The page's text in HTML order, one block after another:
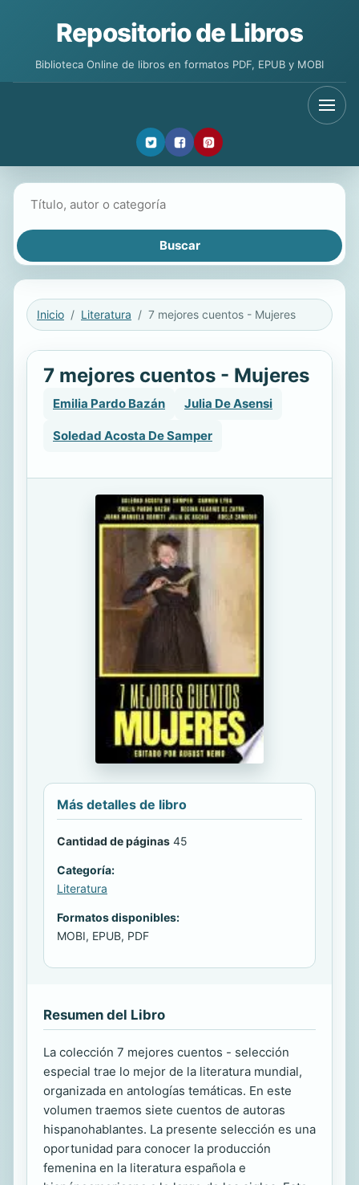
Repositorio de Libros
Biblioteca Online de libros en formatos PDF, EPUB y MOBI
Inicio Literatura 7 mejores cuentos - Mujeres
7 mejores cuentos - Mujeres
Emilia Pardo Bazán Julia De Asensi
Soledad Acosta De Samper
Más detalles de libro
Cantidad de páginas 45
Categoría:
Literatura
Formatos disponibles:
MOBI, EPUB, PDF
Resumen del Libro
La colección 7 mejores cuentos - selección
especial trae lo mejor de la literatura mundial,
organizada en antologías temáticas. En este
volumen traemos siete cuentos de autoras
hispanohablantes. La presente selección es una
oportunidad para conocer la producción
femenina en la literatura española e